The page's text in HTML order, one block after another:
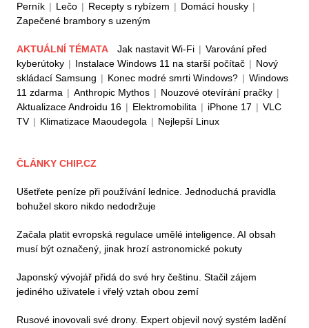
Perník | Lečo | Recepty s rybízem | Domácí housky |
Zapečené brambory s uzeným
AKTUÁLNÍ TÉMATA Jak nastavit Wi-Fi | Varování před
kyberútoky | Instalace Windows 11 na starší počítač | Nový
skládací Samsung | Konec modré smrti Windows? | Windows
11 zdarma | Anthropic Mythos | Nouzové otevírání pračky |
Aktualizace Androidu 16 | Elektromobilita | iPhone 17 | VLC
TV | Klimatizace Maoudegola | Nejlepší Linux
ČLÁNKY CHIP.CZ
Ušetřete peníze při používání lednice. Jednoduchá pravidla
bohužel skoro nikdo nedodržuje
Začala platit evropská regulace umělé inteligence. AI obsah
musí být označený, jinak hrozí astronomické pokuty
Japonský vývojář přidá do své hry češtinu. Stačil zájem
jediného uživatele i vřelý vztah obou zemí
Rusové inovovali své drony. Expert objevil nový systém ladění